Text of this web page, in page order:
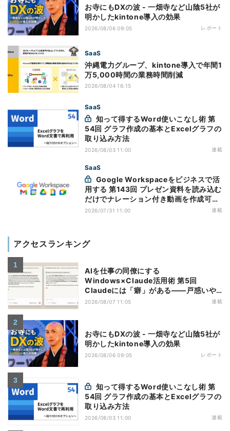
お寺にもDXの波 - 一畑寺など山陰5社が
明かしたkintone導入の効果
2026/08/06 09:05 レポート
SaaS
沖縄電力グループ、kintone導入で年間1
万5,000時間の業務時間削減
2026/08/04 16:15
SaaS
54回 グラフ作成の基本とExcelグラフの
取り込み方法
2026/08/03 11:00 連載
SaaS
用する 第143回 プレゼン資料を読み込む
だけでナレーション付き動画を作成可能
になった「Google Vids」
2026/07/31 11:00 連載
アクセスランキング
AIを仕事の同僚にする
Windows×Claude活用術 第5回
Claudeには「癖」がある――戸惑いや
すい7つの仕様
2026/08/07 11:05 連載
お寺にもDXの波 - 一畑寺など山陰5社が
明かしたkintone導入の効果
2026/08/06 09:05 レポート
54回 グラフ作成の基本とExcelグラフの
取り込み方法
2026/08/03 11:00 連載